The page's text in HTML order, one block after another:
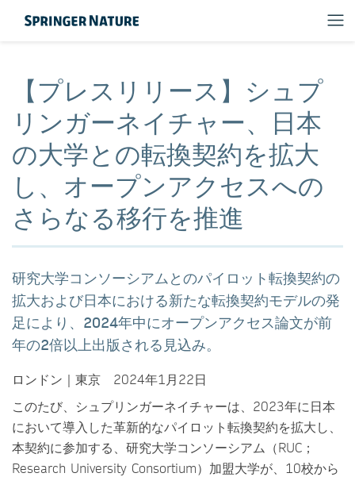
【プレスリリース】シュプ
リンガーネイチャー、日本
の大学との転換契約を拡大
し、オープンアクセスへの
さらなる移行を推進
研究大学コンソーシアムとのパイロット転換契約の
拡大および日本における新たな転換契約モデルの発
足により、2024年中にオープンアクセス論文が前
年の2倍以上出版される見込み。
ロンドン｜東京 2024年1月22日
このたび、シュプリンガーネイチャーは、2023年に日本
において導入した革新的なパイロット転換契約を拡大し、
本契約に参加する、研究大学コンソーシアム（RUC；
Research University Consortium）加盟大学が、10校から